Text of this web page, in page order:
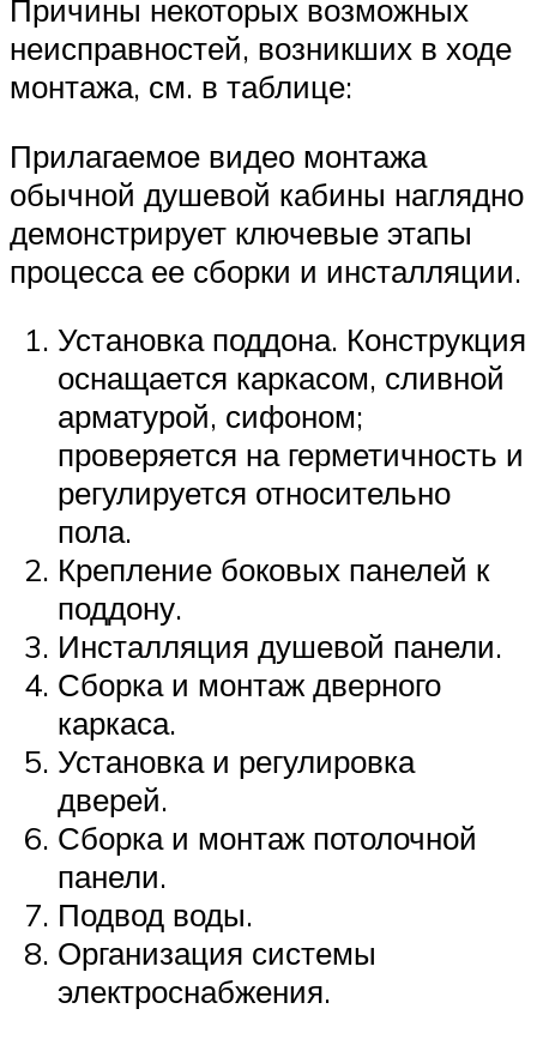
Причины некоторых возможных
неисправностей, возникших в ходе
монтажа, см. в таблице:
Прилагаемое видео монтажа
обычной душевой кабины наглядно
демонстрирует ключевые этапы
процесса ее сборки и инсталляции.
Установка поддона. Конструкция
оснащается каркасом, сливной
арматурой, сифоном;
проверяется на герметичность и
регулируется относительно
пола.
Крепление боковых панелей к
поддону.
Инсталляция душевой панели.
Сборка и монтаж дверного
каркаса.
Установка и регулировка
дверей.
Сборка и монтаж потолочной
панели.
Подвод воды.
Организация системы
электроснабжения.